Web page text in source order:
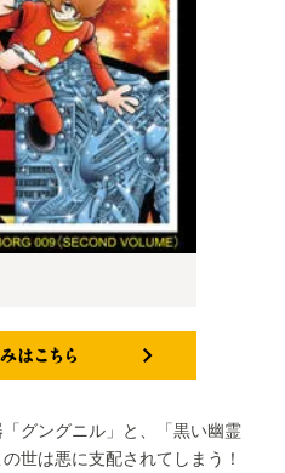
グングニル」と、「黒い幽霊
世は悪に支配されてしまう！